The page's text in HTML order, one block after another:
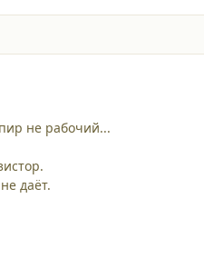
не рабочий...
даёт.